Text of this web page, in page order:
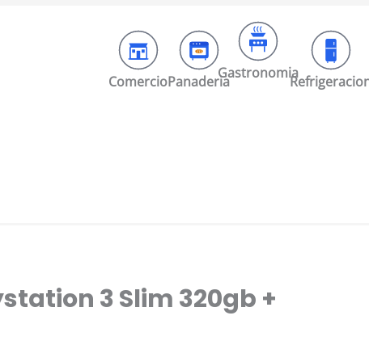
Gastronomia
Panaderia
Comercio
3 Slim 320gb +